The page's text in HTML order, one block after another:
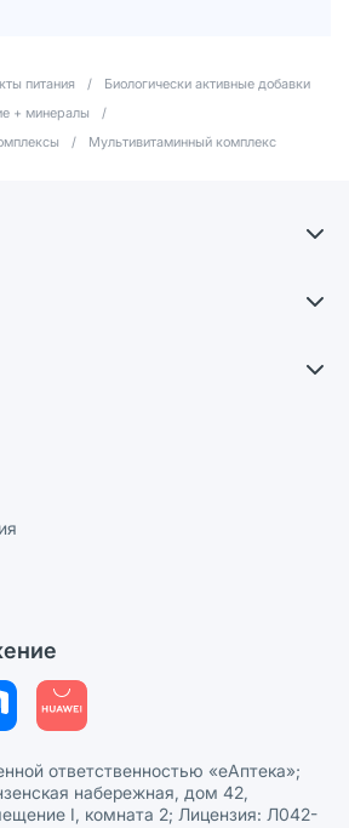
питания /
Биологически активные добавки
+ минералы
/
/ Мультивитаминный комплекс
обработки персональных данных
ответственностью «еАптека»;
набережная, дом 42,
I, комната 2; Лицензия: Л042-